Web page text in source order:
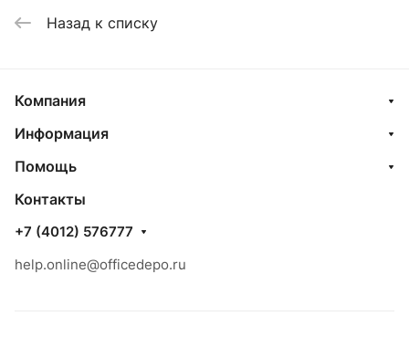
Назад к списку
Компания
Информация
Помощь
Контакты
+7 (4012) 576777
help.online@officedepo.ru